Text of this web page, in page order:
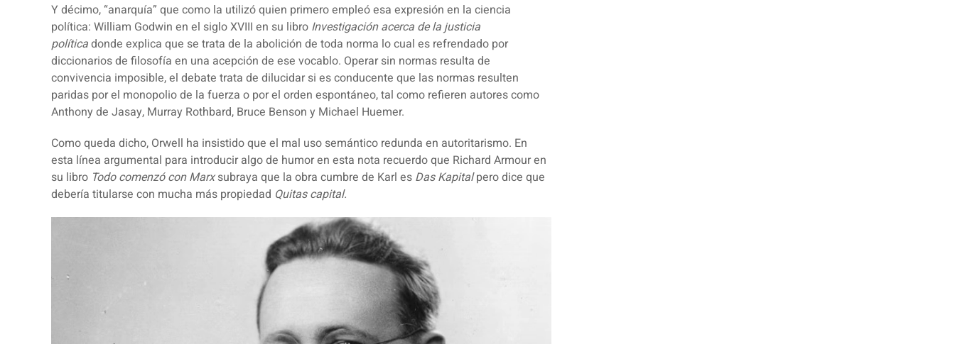
Y décimo, “anarquía” que como la utilizó quien primero empleó esa expresión en la ciencia
política: William Godwin en el siglo XVIII en su libro Investigación acerca de la justicia
políticadonde explica que se trata de la abolición de toda norma lo cual es refrendado por
diccionarios de filosofía en una acepción de ese vocablo. Operar sin normas resulta de
convivencia imposible, el debate trata de dilucidar si es conducente que las normas resulten
paridas por el monopolio de la fuerza o por el orden espontáneo, tal como refieren autores como
Anthony de Jasay, Murray Rothbard, Bruce Benson y Michael Huemer.
Como queda dicho, Orwell ha insistido que el mal uso semántico redunda en autoritarismo. En
esta línea argumental para introducir algo de humor en esta nota recuerdo que Richard Armour en
su libro Todo comenzó con Marxsubraya que la obra cumbre de Karl es Das Kapitalpero dice que
debería titularse con mucha más propiedad Quitas capital.